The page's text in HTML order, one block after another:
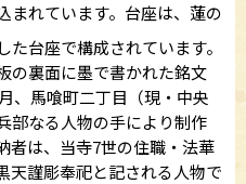
まれています。台座は、蓮の
た台座で構成されています。
の裏面に墨で書かれた銘文
、馬喰町二丁目（現・中央
部なる人物の手により制作
者は、当寺7世の住職・法華
天謹彫奉祀と記される人物で